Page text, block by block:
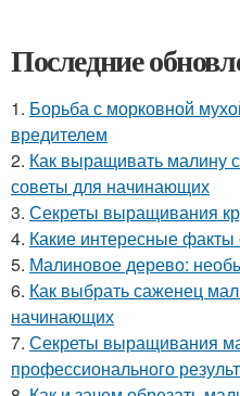
Последние
1. Борьба с морковной
вредителем
2. Как выращивать малину
советы для начинающих
3. Секреты выращивания
4. Какие интересные факты
5. Малиновое дерево:
6. Как выбрать саженец
начинающих
7. Секреты выращивания
профессионального